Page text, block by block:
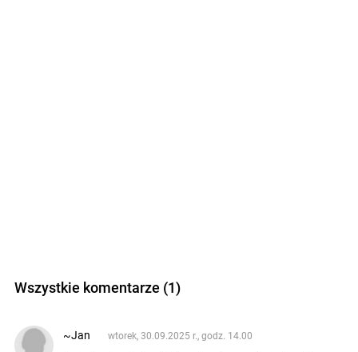
Wszystkie komentarze (1)
~Jan wtorek, 30.09.2025 r., godz. 14.00